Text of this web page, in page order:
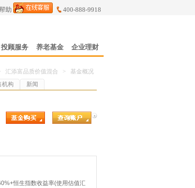
助 400-888-9918
投顾服务 养老基金 企业理财
汇添富品质价值混合 > 基金概况
机构 新闻
恒生指数收益率(使用估值汇